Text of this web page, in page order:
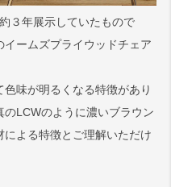
３年展示していたもので
ームズプライウッドチェア
味が明るくなる特徴があり
LCWのように濃いブラウン
よる特徴とご理解いただけ